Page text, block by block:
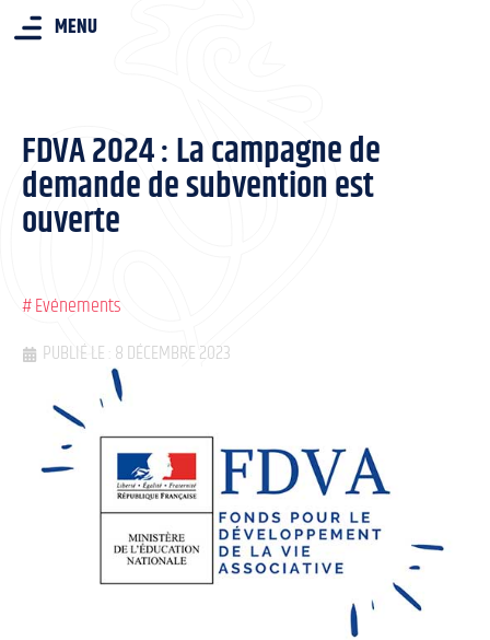
MENU
FDVA 2024 : La campagne de
demande de subvention est
ouverte
#Evénements
PUBLIÉ LE : 8 DÉCEMBRE 2023